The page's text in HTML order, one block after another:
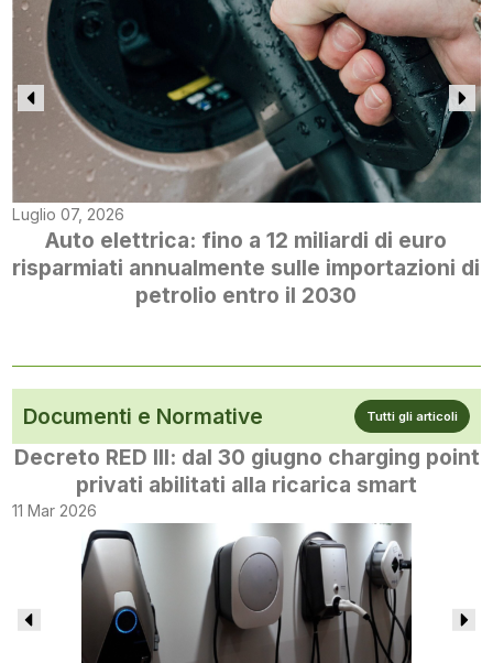
Luglio 07, 2026
Auto elettrica: fino a 12 miliardi di euro
risparmiati annualmente sulle importazioni di
petrolio entro il 2030
Documenti e Normative Tutti gli articoli
Decreto RED III: dal 30 giugno charging point
privati abilitati alla ricarica smart
11 Mar 2026